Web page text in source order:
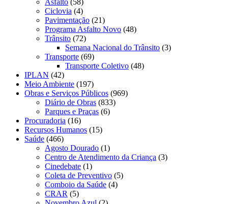
Ciclovia (4)
Pavimentação (21)
Programa Asfalto Novo (48)
Trânsito (72)
Semana Nacional do Trânsito (3)
Transporte (69)
Transporte Coletivo (48)
IPLAN (42)
Meio Ambiente (197)
Obras e Serviços Públicos (969)
Diário de Obras (833)
Parques e Praças (6)
Procuradoria (16)
Recursos Humanos (15)
Saúde (466)
Agosto Dourado (1)
Centro de Atendimento da Criança (3)
Cinedebate (1)
Coleta de Preventivo (5)
Comboio da Saúde (4)
CRAR (5)